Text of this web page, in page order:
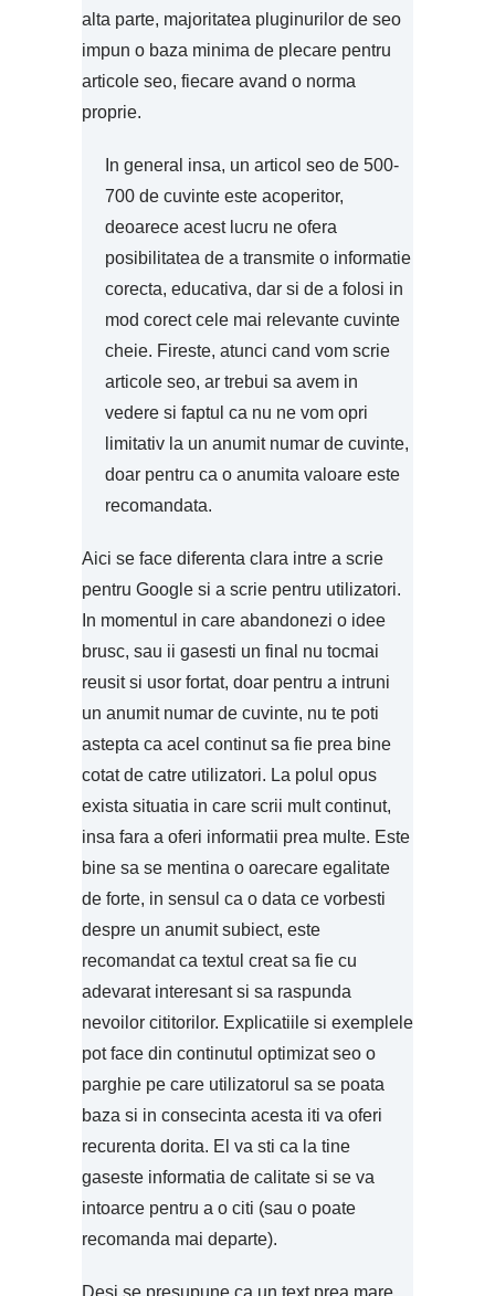
alta parte, majoritatea pluginurilor de seo
impun o baza minima de plecare pentru
articole seo, fiecare avand o norma
proprie.
In general insa, un articol seo de 500-
700 de cuvinte este acoperitor,
deoarece acest lucru ne ofera
posibilitatea de a transmite o informatie
corecta, educativa, dar si de a folosi in
mod corect cele mai relevante cuvinte
cheie. Fireste, atunci cand vom scrie
articole seo, ar trebui sa avem in
vedere si faptul ca nu ne vom opri
limitativ la un anumit numar de cuvinte,
doar pentru ca o anumita valoare este
recomandata.
Aici se face diferenta clara intre a scrie
pentru Google si a scrie pentru utilizatori.
In momentul in care abandonezi o idee
brusc, sau ii gasesti un final nu tocmai
reusit si usor fortat, doar pentru a intruni
un anumit numar de cuvinte, nu te poti
astepta ca acel continut sa fie prea bine
cotat de catre utilizatori. La polul opus
exista situatia in care scrii mult continut,
insa fara a oferi informatii prea multe. Este
bine sa se mentina o oarecare egalitate
de forte, in sensul ca o data ce vorbesti
despre un anumit subiect, este
recomandat ca textul creat sa fie cu
adevarat interesant si sa raspunda
nevoilor cititorilor. Explicatiile si exemplele
pot face din continutul optimizat seo o
parghie pe care utilizatorul sa se poata
baza si in consecinta acesta iti va oferi
recurenta dorita. El va sti ca la tine
gaseste informatia de calitate si se va
intoarce pentru a o citi (sau o poate
recomanda mai departe).